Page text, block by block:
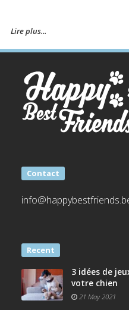
Lire plus...
Contact
Recent
3 idées de
votre chien
21 May 2021